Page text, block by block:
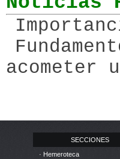
acometer
SECCIONES
· Hemeroteca